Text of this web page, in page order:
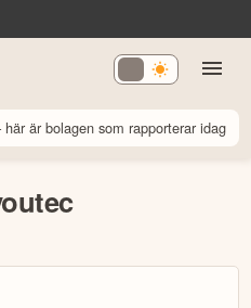
är bolagen som rapporterar idag